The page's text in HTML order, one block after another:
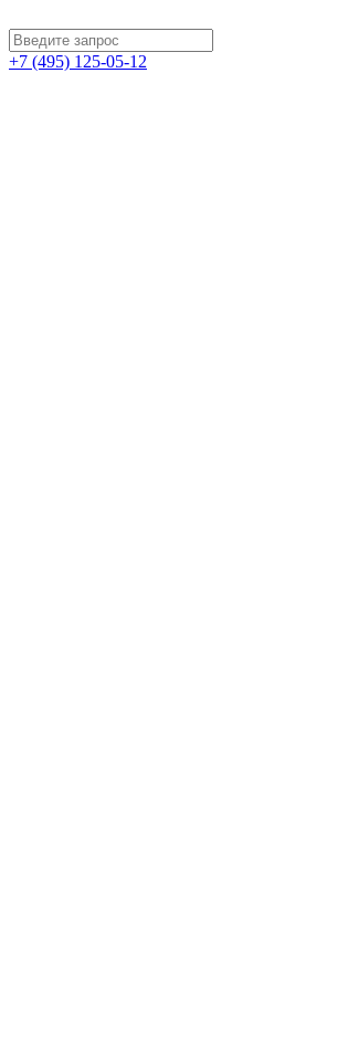
+7 (495) 125-05-12